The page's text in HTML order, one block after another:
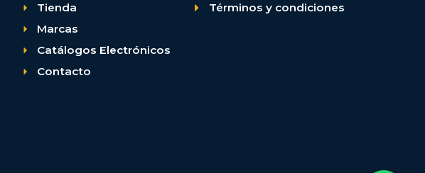
Tienda
Marcas
Catálogos Electrónicos
Contacto
Términos y condiciones